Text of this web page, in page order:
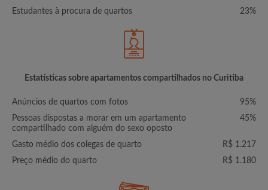
Estudantes à procura de quartos
23%
Estatísticas sobre apartamentos compartilhados no Curitiba
Anúncios de quartos com fotos
95%
Pessoas dispostas a morar em um apartamento
compartilhado com alguém do sexo oposto
45%
Gasto médio dos colegas de quarto
R$ 1.217
Preço médio do quarto
R$ 1.180